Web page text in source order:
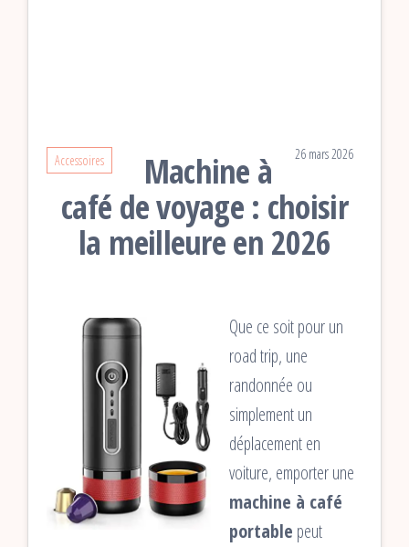
Accessoires 26 mars 2026
Machine à
café de voyage : choisir
la meilleure en 2026
Que ce soit pour un
road trip, une
randonnée ou
simplement un
déplacement en
voiture, emporter une
machine à café
portable peut